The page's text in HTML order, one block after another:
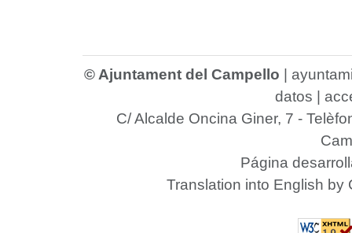
© Ajuntament del Campello
datos
C/ Alcalde Oncina Giner, 7 -
Página
Translation into English by